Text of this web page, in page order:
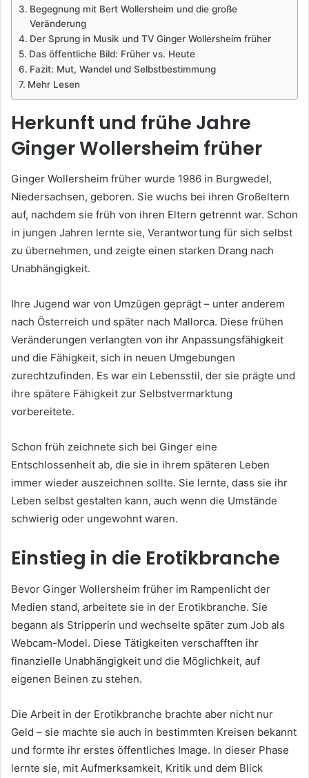
Begegnung mit Bert Wollersheim und die große
Veränderung
Der Sprung in Musik und TV Ginger Wollersheim früher
Das öffentliche Bild: Früher vs. Heute
Fazit: Mut, Wandel und Selbstbestimmung
Mehr Lesen
Herkunft und frühe Jahre
Ginger Wollersheim früher
Ginger Wollersheim früher wurde 1986 in Burgwedel,
Niedersachsen, geboren. Sie wuchs bei ihren Großeltern
auf, nachdem sie früh von ihren Eltern getrennt war. Schon
in jungen Jahren lernte sie, Verantwortung für sich selbst
zu übernehmen, und zeigte einen starken Drang nach
Unabhängigkeit.
Ihre Jugend war von Umzügen geprägt – unter anderem
nach Österreich und später nach Mallorca. Diese frühen
Veränderungen verlangten von ihr Anpassungsfähigkeit
und die Fähigkeit, sich in neuen Umgebungen
zurechtzufinden. Es war ein Lebensstil, der sie prägte und
ihre spätere Fähigkeit zur Selbstvermarktung
vorbereitete.
Schon früh zeichnete sich bei Ginger eine
Entschlossenheit ab, die sie in ihrem späteren Leben
immer wieder auszeichnen sollte. Sie lernte, dass sie ihr
Leben selbst gestalten kann, auch wenn die Umstände
schwierig oder ungewohnt waren.
Einstieg in die Erotikbranche
Bevor Ginger Wollersheim früher im Rampenlicht der
Medien stand, arbeitete sie in der Erotikbranche. Sie
begann als Stripperin und wechselte später zum Job als
Webcam-Model. Diese Tätigkeiten verschafften ihr
finanzielle Unabhängigkeit und die Möglichkeit, auf
eigenen Beinen zu stehen.
Die Arbeit in der Erotikbranche brachte aber nicht nur
Geld – sie machte sie auch in bestimmten Kreisen bekannt
und formte ihr erstes öffentliches Image. In dieser Phase
lernte sie, mit Aufmerksamkeit, Kritik und dem Blick